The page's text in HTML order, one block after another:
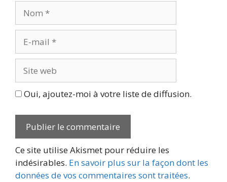
mail
web
Oui, ajoutez-moi à votre liste de diffusion.
Ce site utilise Akismet pour réduire les
indésirables. En savoir plus sur la façon dont les
données de vos commentaires sont traitées.